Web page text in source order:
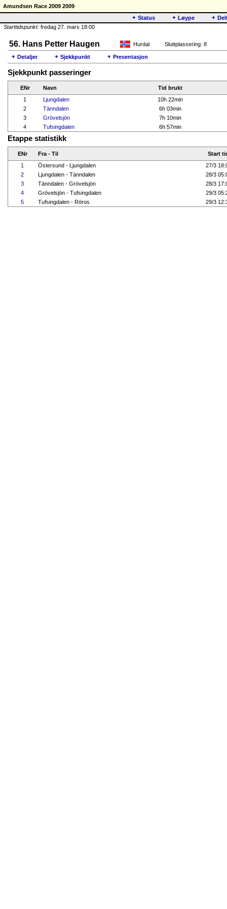
Amundsen Race 2009 2009
Status
Løype
Starttidspunkt: fredag 27. mars 18:00
56. Hans Petter Haugen Hurdal Sluttplassering: 8
Detaljer Sjekkpunkt Presentasjon
Sjekkpunkt passeringer
ENr Navn
Tid brukt
1
Ljungdalen
10h 22min
2
Tänndalen
6h 03min
3
Grövelsjön
7h 10min
4
Tufsingdalen 6h 57min
Etappe statistikk
ENr Fra - Til
Start
1
Östersund - Ljungdalen
27/3
2
Ljungdalen - Tänndalen
28/3
3
Tänndalen - Grövelsjön
28/3
4
Grövelsjön - Tufsingdalen
29/3
5
Tufsingdalen - Röros 29/3